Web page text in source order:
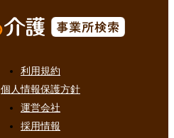
利用規約
個人情報保護方針
運営会社
採用情報